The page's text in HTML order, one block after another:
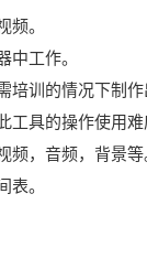
。
工作。
训的情况下制作
具的操作使用难
，音频，背景等
。